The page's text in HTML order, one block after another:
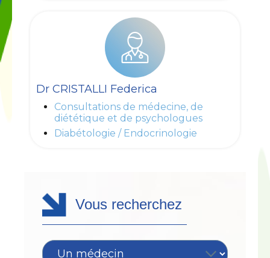
Dr CRISTALLI Federica
Consultations de médecine, de
diététique et de psychologues
Diabétologie / Endocrinologie
Vous recherchez